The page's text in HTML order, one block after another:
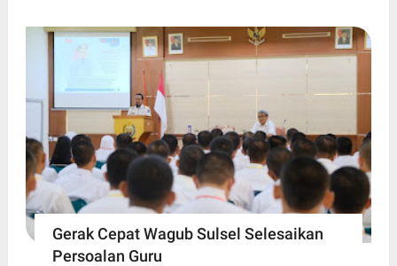
Gerak Cepat Wagub Sulsel Selesaikan
Persoalan Guru